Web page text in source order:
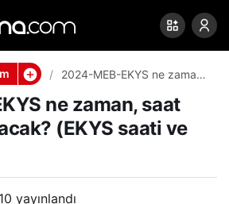
2024-MEB-EKYS ne zaman,
(EKYS saati ve süresi)
ne zaman, saat
(EKYS saati ve
yayınlandı
saati
0 Paylaş